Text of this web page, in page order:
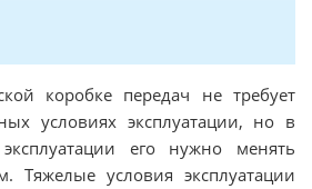
коробке передач не требует
условиях эксплуатации, но в
его нужно менять
условия эксплуатации